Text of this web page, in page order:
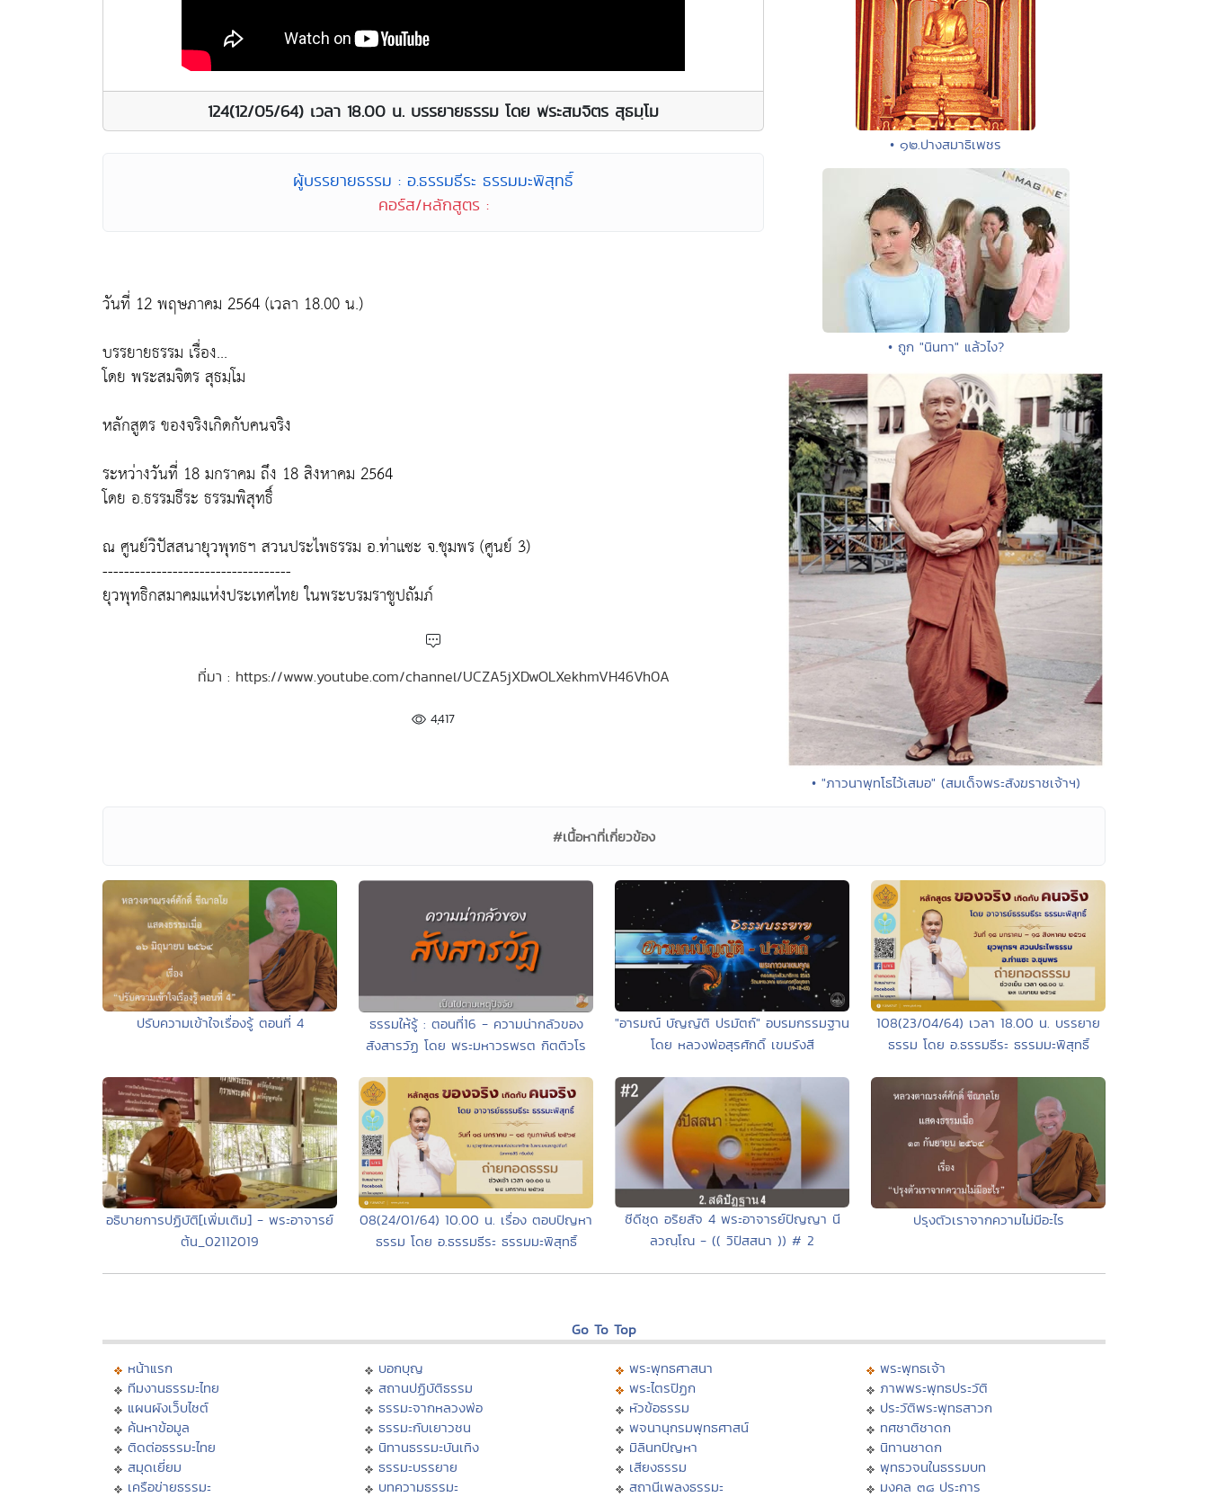
124(12/05/64) เวลา 18.00 น. บรรยายธรรม โดย พระสมจิตร สุธมฺโม
ผู้บรรยายธรรม : อ.ธรรมธีระ ธรรมมะพิสุทธิ์
คอร์ส/หลักสูตร :
วันที่ 12 พฤษภาคม 2564 (เวลา 18.00 น.)
บรรยายธรรม เรื่อง...
โดย พระสมจิตร สุธมฺโม
หลักสูตร ของจริงเกิดกับคนจริง
ระหว่างวันที่ 18 มกราคม ถึง 18 สิงหาคม 2564
โดย อ.ธรรมธีระ ธรรมพิสุทธิ์
ณ ศูนย์วิปัสสนายุวพุทธฯ สวนประไพธรรม อ.ท่าแซะ จ.ชุมพร (ศูนย์ 3)
-----------------------------------
ยุวพุทธิกสมาคมแห่งประเทศไทย ในพระบรมราชูปถัมภ์
ที่มา : https://www.youtube.com/channel/UCZA5jXDwOLXekhmVH46Vh0A
4,417
• ๑๒.ปางสมาธิเพชร
• ถูก "นินทา" แล้วไง?
• "ภาวนาพุทโธไว้เสมอ" (สมเด็จพระสังฆราชเจ้าฯ)
#เนื้อหาที่เกี่ยวข้อง
ปรับความเข้าใจเรื่องรู้ ตอนที่ 4
ธรรมให้รู้ : ตอนที่16 - ความน่ากลัวของ
สังสารวัฏ โดย พระมหาวรพรต กิตติวโร
"อารมณ์ บัญญัติ ปรมัตถ์" อบรมกรรมฐาน
โดย หลวงพ่อสุรศักดิ์ เขมรังสี
108(23/04/64) เวลา 18.00 น. บรรยาย
ธรรม โดย อ.ธรรมธีระ ธรรมมะพิสุทธิ์
อธิบายการปฏิบัติ[เพิ่มเติม] - พระอาจารย์
ต้น_02112019
08(24/01/64) 10.00 น. เรื่อง ตอบปัญหา
ธรรม โดย อ.ธรรมธีระ ธรรมมะพิสุทธิ์
ซีดีชุด อริยสัจ 4 พระอาจารย์ปัญญา นี
ลวณฺโณ - (( วิปัสสนา )) # 2
ปรุงตัวเราจากความไม่มีอะไร
Go To Top
หน้าแรก
ทีมงานธรรมะไทย
แผนผังเว็บไซต์
ค้นหาข้อมูล
ติดต่อธรรมะไทย
สมุดเยี่ยม
เครือข่ายธรรมะ
บอกบุญ
สถานปฏิบัติธรรม
ธรรมะจากหลวงพ่อ
ธรรมะกับเยาวชน
นิทานธรรมะบันเทิง
ธรรมะบรรยาย
บทความธรรมะ
พระพุทธศาสนา
พระไตรปิฏก
หัวข้อธรรม
พจนานุกรมพุทธศาสน์
มิลินทปัญหา
เสียงธรรม
สถานีเพลงธรรมะ
พระพุทธเจ้า
ภาพพระพุทธประวัติ
ประวัติพระพุทธสาวก
ทศชาติชาดก
นิทานชาดก
พุทธวจนในธรรมบท
มงคล ๓๘ ประการ